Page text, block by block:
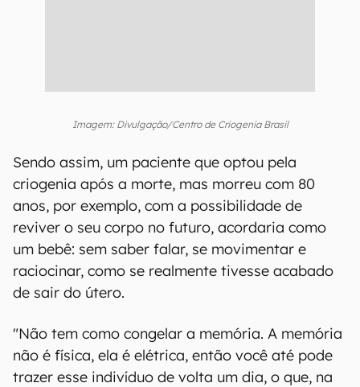
Imagem: Divulgação/Centro de Criogenia Brasil
Sendo assim, um paciente que optou pela
criogenia após a morte, mas morreu com 80
anos, por exemplo, com a possibilidade de
reviver o seu corpo no futuro, acordaria como
um bebê: sem saber falar, se movimentar e
raciocinar, como se realmente tivesse acabado
de sair do útero.
"Não tem como congelar a memória. A memória
não é física, ela é elétrica, então você até pode
trazer esse indivíduo de volta um dia, o que, na